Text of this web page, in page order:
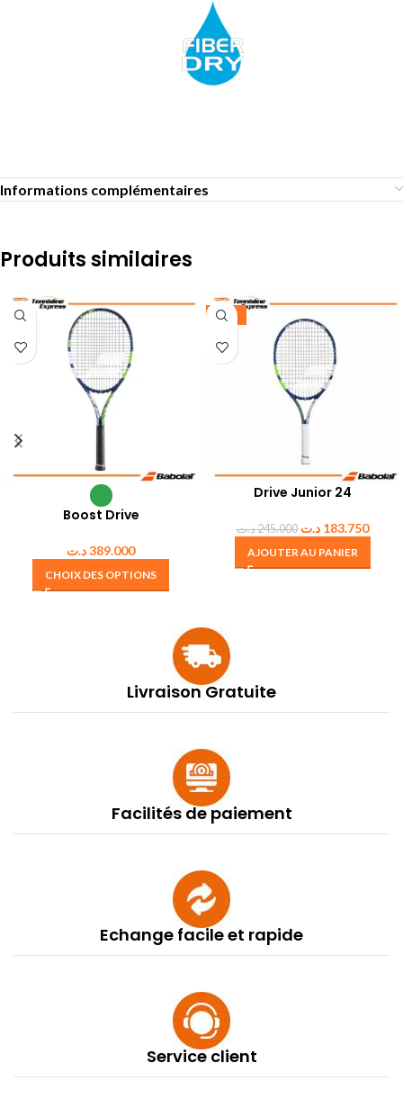
Informations complémentaires
Produits similaires
Boost Drive
389.000د.ت
CHOIX DES OPTIONS
-25%
Drive Junior 24
245.000د.ت 183.750 د.ت
AJOUTER AU PANIER
Livraison Gratuite
Facilités de paiement
Echange facile et rapide
Service client